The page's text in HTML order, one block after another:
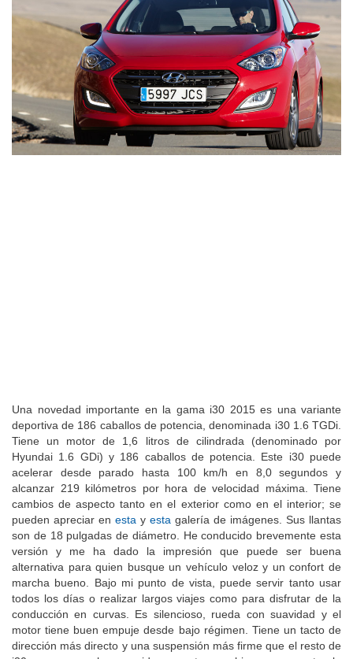
Una novedad importante en la gama i30 2015 es una variante
deportiva de 186 caballos de potencia, denominada i30 1.6 TGDi.
Tiene un motor de 1,6 litros de cilindrada (denominado por
Hyundai 1.6 GDi) y 186 caballos de potencia. Este i30 puede
acelerar desde parado hasta 100 km/h en 8,0 segundos y
alcanzar 219 kilómetros por hora de velocidad máxima. Tiene
cambios de aspecto tanto en el exterior como en el interior; se
pueden apreciar en esta y esta galería de imágenes. Sus llantas
son de 18 pulgadas de diámetro. He conducido brevemente esta
versión y me ha dado la impresión que puede ser buena
alternativa para quien busque un vehículo veloz y un confort de
marcha bueno. Bajo mi punto de vista, puede servir tanto usar
todos los días o realizar largos viajes como para disfrutar de la
conducción en curvas. Es silencioso, rueda con suavidad y el
motor tiene buen empuje desde bajo régimen. Tiene un tacto de
dirección más directo y una suspensión más firme que el resto de